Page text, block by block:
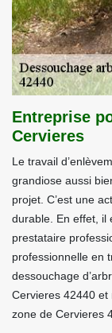
Entreprise
Cervieres
Le travail
grandiose aussi
projet. C’est une
durable. En effet, il
prestataire
professionnelle en
dessouchage
Cervieres 42440 et
zone de Cervieres